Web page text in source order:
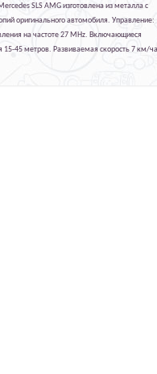
SLS AMG изготовлена из металла с
оригинального автомобиля. Управление:
на частоте 27 MHz. Включающиеся
45 метров. Развиваемая скорость 7 км/